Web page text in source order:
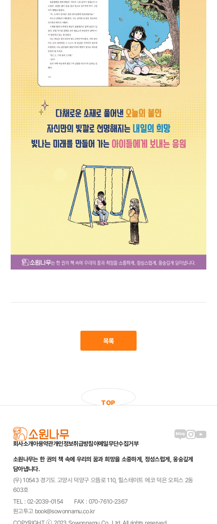
목록
TOP
블로그 링크
인스타그
유튜브
회사소개이용약관개인정보취급방침이메일무단수집거부
소원나무는 한 권의 책 속에 우리의 꿈과 희망을 소중하게, 정성스럽게, 웅숭깊게
담아냅니다.
(우) 10543 경기도 고양시 덕양구 으뜸로 110, 힐스테이트 에코 덕은 오피스 2동
603호
TEL : 02-2039-0154
FAX : 070-7610-2367
원고투고 book@sowonnamu.co.kr